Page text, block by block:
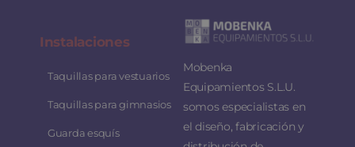
Instalaciones
Taquillas para vestuarios
Taquillas para gimnasios
Guarda esquís
Mobenka
Equipamientos S.L.U.
somos especialistas en
el diseño, fabricación y